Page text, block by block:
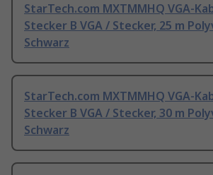
StarTech.com MXTMMHQ VGA-
Stecker B VGA / Stecker, 25 m
Schwarz
StarTech.com MXTMMHQ VGA-
Stecker B VGA / Stecker, 30 m
Schwarz